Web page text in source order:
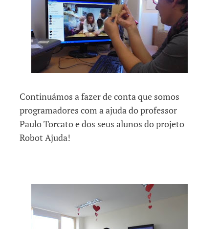
Continuámos a fazer de conta que somos
programadores com a ajuda do professor
Paulo Torcato e dos seus alunos do projeto
Robot Ajuda!